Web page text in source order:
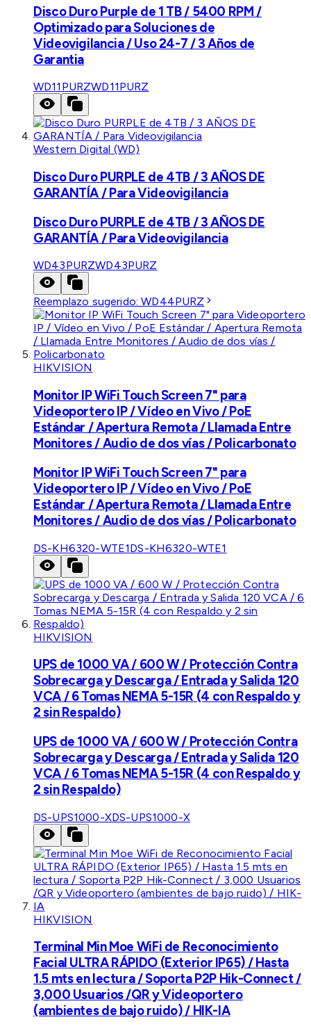
Disco Duro Purple de 1 TB / 5400 RPM /
Optimizado para Soluciones de
Videovigilancia / Uso 24-7 / 3 Años de
Garantia
WD11PURZWD11PURZ
Western Digital (WD)
Disco Duro PURPLE de 4TB / 3 AÑOS DE
GARANTÍA / Para Videovigilancia
Disco Duro PURPLE de 4TB / 3 AÑOS DE
GARANTÍA / Para Videovigilancia
WD43PURZWD43PURZ
Reemplazo sugerido:WD44PURZ
HIKVISION
Monitor IP WiFi Touch Screen 7" para
Videoportero IP / Vídeo en Vivo / PoE
Estándar / Apertura Remota / Llamada Entre
Monitores / Audio de dos vías / Policarbonato
Monitor IP WiFi Touch Screen 7" para
Videoportero IP / Vídeo en Vivo / PoE
Estándar / Apertura Remota / Llamada Entre
Monitores / Audio de dos vías / Policarbonato
DS-KH6320-WTE1DS-KH6320-WTE1
HIKVISION
UPS de 1000 VA / 600 W / Protección Contra
Sobrecarga y Descarga / Entrada y Salida 120
VCA / 6 Tomas NEMA 5-15R (4 con Respaldo y
2 sin Respaldo)
UPS de 1000 VA / 600 W / Protección Contra
Sobrecarga y Descarga / Entrada y Salida 120
VCA / 6 Tomas NEMA 5-15R (4 con Respaldo y
2 sin Respaldo)
DS-UPS1000-XDS-UPS1000-X
HIKVISION
Terminal Min Moe WiFi de Reconocimiento
Facial ULTRA RÁPIDO (Exterior IP65) / Hasta
1.5 mts en lectura / Soporta P2P Hik-Connect /
3,000 Usuarios /QR y Videoportero
(ambientes de bajo ruido) / HIK-IA